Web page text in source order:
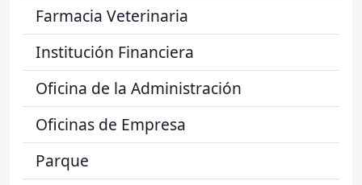
Farmacia Veterinaria
Institución Financiera
Oficina de la Administración
Oficinas de Empresa
Parque